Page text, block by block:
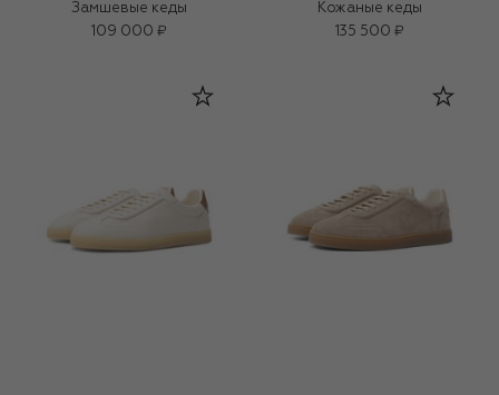
Замшевые кеды
109 000 ₽
Кожаные кеды
135 500 ₽